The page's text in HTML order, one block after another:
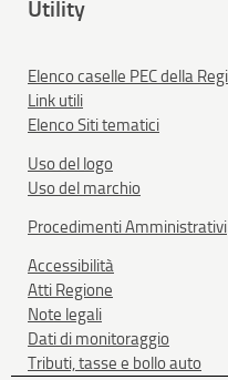
Utility
Elenco caselle PEC della
Link utili
Elenco Siti tematici
Uso del logo
Uso del marchio
Procedimenti Amministrativi
Accessibilità
Atti Regione
Note legali
Dati di monitoraggio
Tributi, tasse e bollo auto